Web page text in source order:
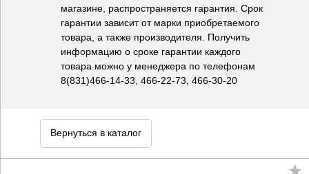
магазине, распространяется гарантия. Срок
гарантии зависит от марки приобретаемого
товара, а также производителя. Получить
информацию о сроке гарантии каждого
товара можно у менеджера по телефонам
8(831)466-14-33, 466-22-73, 466-30-20
Вернуться в каталог